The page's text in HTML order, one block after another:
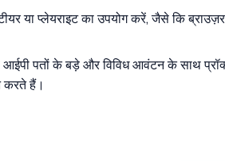
या प्लेयराइट का उपयोग करें, जैसे कि
पतों के बड़े और विविध आवंटन के साथ
करते हैं।